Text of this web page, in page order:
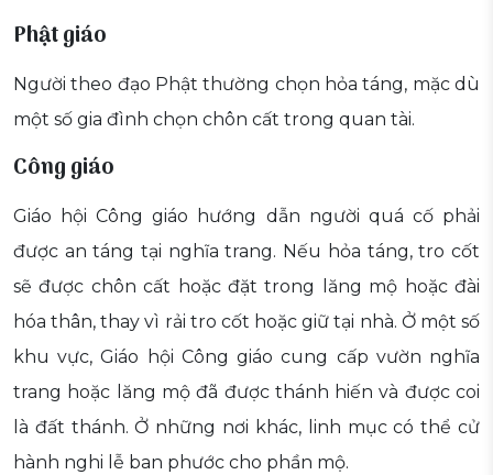
Phật giáo
Người theo đạo Phật thường chọn hỏa táng, mặc dù
một số gia đình chọn chôn cất trong quan tài.
Công giáo
Giáo hội Công giáo hướng dẫn người quá cố phải
được an táng tại nghĩa trang. Nếu hỏa táng, tro cốt
sẽ được chôn cất hoặc đặt trong lăng mộ hoặc đài
hóa thân, thay vì rải tro cốt hoặc giữ tại nhà. Ở một số
khu vực, Giáo hội Công giáo cung cấp vườn nghĩa
trang hoặc lăng mộ đã được thánh hiến và được coi
là đất thánh. Ở những nơi khác, linh mục có thể cử
hành nghi lễ ban phước cho phần mộ.